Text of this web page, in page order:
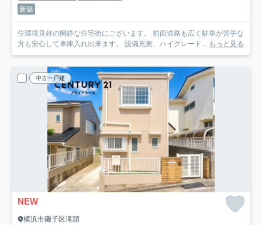
新築
住環境良好の閑静な住宅街にございます。 前面道路も広く駐車が苦手な
方も安心して車庫入れ出来ます。 設備充実、ハイグレード... もっと見る
中古一戸建
NEW
横浜市磯子区滝頭